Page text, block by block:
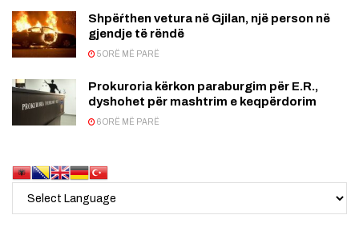
Shpëŕthen vetura në Gjilan, një person në
gjendje të rëndë
5 ORË MË PARË
Prokuroria kërkon paraburgim për E.R.,
dyshohet për mashtrim e keqpërdorim
6 ORË MË PARË